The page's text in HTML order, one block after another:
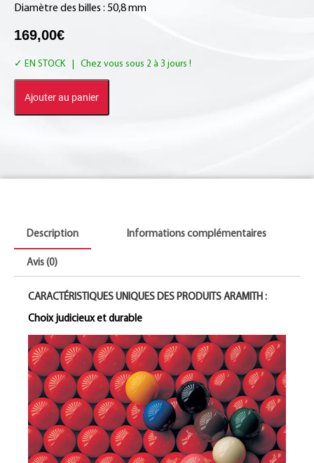
Diamètre des billes : 50,8 mm
169,00€
EN STOCK
Ajouter au panier
Description Informations complémentaires
Avis (0)
CARACTÉRISTIQUES UNIQUES DES PRODUITS ARAMITH :
Choix judicieux et durable